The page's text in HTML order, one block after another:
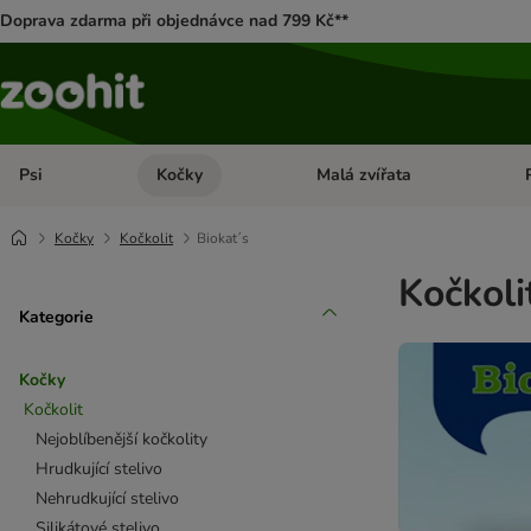
Doprava zdarma při objednávce nad 799 Kč**
Psi Otevřít menu: Psi
Kočky Otevřít menu: Kočky
Malá zvířata
Kočky Kočkolit Biokat´s
Kategorie
Kočky
Kočkolit
Nejoblíbenější kočkolity
Hrudkující stelivo
Nehrudkující stelivo